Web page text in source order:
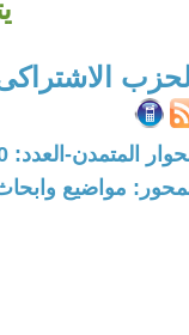
الحزب
المتمدن-العدد: 5030 - 2015 / 12 / 31 - 15:11
مواضيع